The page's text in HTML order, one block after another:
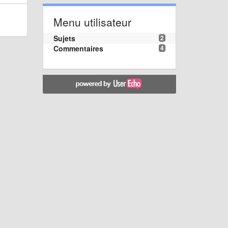
Menu utilisateur
2
Sujets
4
Commentaires